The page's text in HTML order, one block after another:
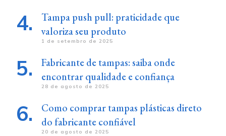
Tampa push pull: praticidade que
valoriza seu produto
1 de setembro de 2025
Fabricante de tampas: saiba onde
encontrar qualidade e confiança
28 de agosto de 2025
Como comprar tampas plásticas direto
do fabricante confiável
20 de agosto de 2025